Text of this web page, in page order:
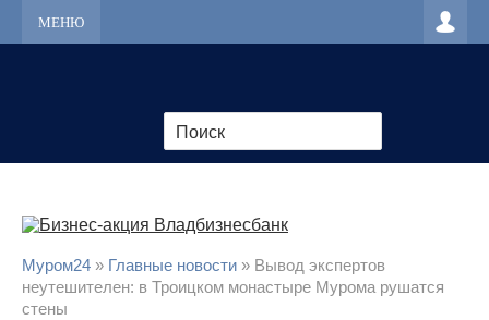
МЕНЮ
Муром24 » Главные новости » Вывод экспертов
неутешителен: в Троицком монастыре Мурома рушатся
стены